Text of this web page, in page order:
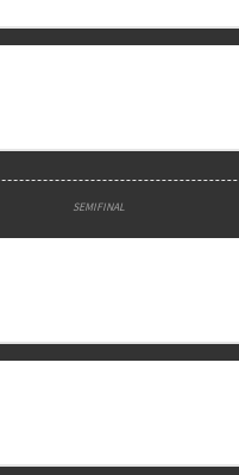
Estrutura das chaves
mata
"DESCRIÇÃO COMPLEMENTAR"
SEMIFINAL